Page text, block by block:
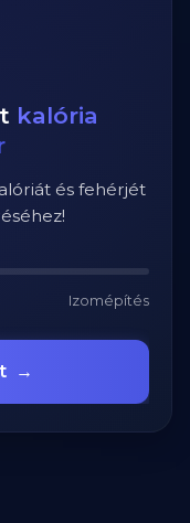
kalória
és fehérjét
Izomépítés
→